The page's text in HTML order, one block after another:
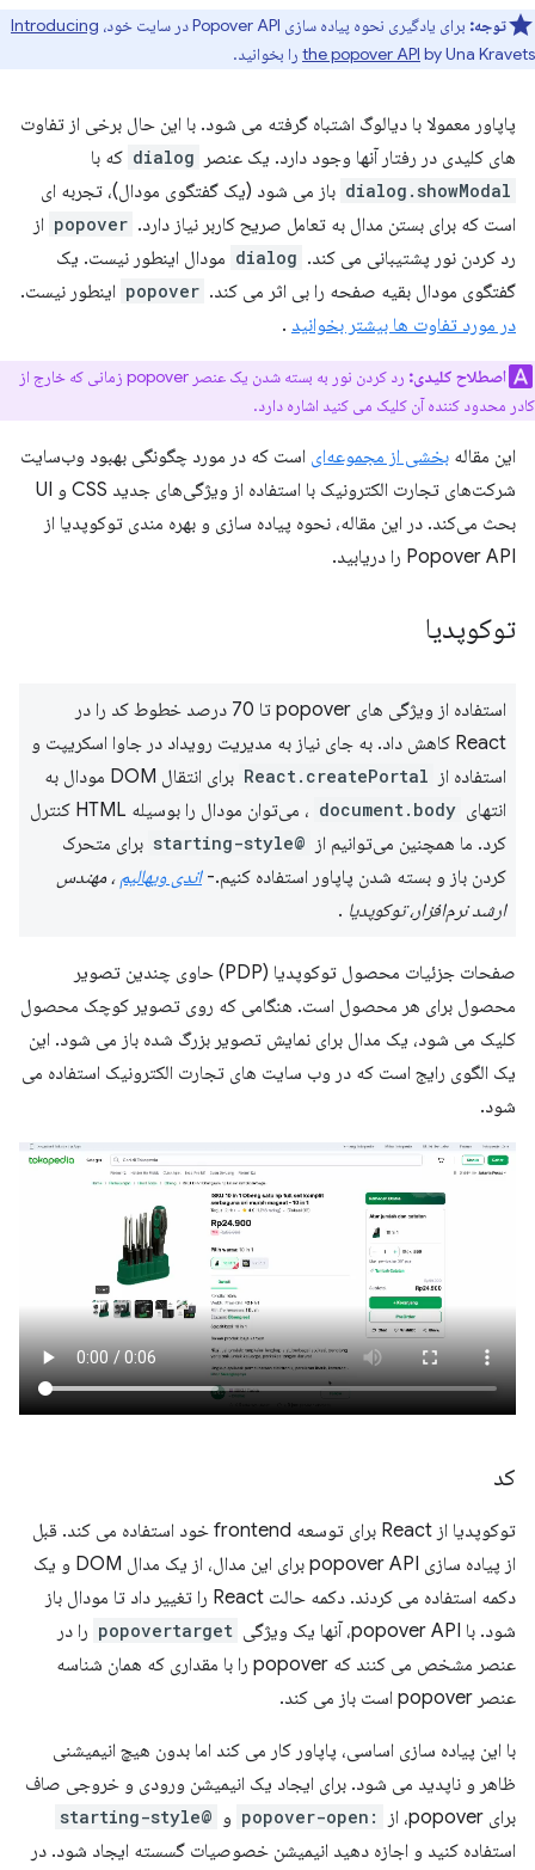
توجه: برای یادگیری نحوه پیاده سازی Popover API در سایت خود،
Introducing
the popover API by Una Kravets را بخوانید.
پاپاور معمولا با دیالوگ اشتباه گرفته می شود. با این حال برخی از تفاوت
های کلیدی در رفتار آنها وجود دارد. یک عنصر
dialog که با
dialog.showModal باز می شود (یک گفتگوی مودال)، تجربه ای
است که برای بستن مدال به تعامل صریح کاربر نیاز دارد. popover از
رد کردن نور پشتیبانی می کند. dialog مودال اینطور نیست. یک
گفتگوی مودال بقیه صفحه را بی اثر می کند. popover اینطور نیست.
در مورد تفاوت ها بیشتر بخوانید .
اصطلاح کلیدی:
رد کردن نور به بسته شدن یک عنصر popover زمانی که خارج از
کادر محدود کننده آن کلیک می کنید اشاره دارد.
این مقاله بخشی از مجموعه‌ای است که در مورد چگونگی بهبود وب‌سایت
شرکت‌های تجارت الکترونیک با استفاده از ویژگی‌های جدید CSS و UI
بحث می‌کند. در این مقاله، نحوه پیاده سازی و بهره مندی توکوپدیا از
Popover API را دریابید.
توکوپدیا
استفاده از ویژگی های popover تا 70 درصد خطوط کد را در
React کاهش داد. به جای نیاز به مدیریت رویداد در جاوا اسکریپت و
استفاده از React.createPortal
برای انتقال DOM مودال به
انتهای document.body
، می‌توان مودال را بوسیله HTML کنترل
کرد. ما همچنین می‌توانیم از @starting-style
برای متحرک
کردن باز و بسته شدن پاپاور استفاده کنیم.-اندی ویهالیم ، مهندس
ارشد نرم‌افزار، توکوپدیا .
صفحات جزئیات محصول توکوپدیا (PDP) حاوی چندین تصویر
محصول برای هر محصول است. هنگامی که روی تصویر کوچک محصول
کلیک می شود، یک مدال برای نمایش تصویر بزرگ شده باز می شود. این
یک الگوی رایج است که در وب سایت های تجارت الکترونیک استفاده می
شود.
کد
توکوپدیا از React برای توسعه frontend خود استفاده می کند. قبل
از پیاده سازی popover API برای این مدال، از یک مدال DOM و یک
دکمه استفاده می کردند. دکمه حالت React را تغییر داد تا مودال باز
شود. با popover API، آنها یک ویژگی
popovertarget را در
عنصر مشخص می کنند که popover را با مقداری که همان شناسه
عنصر popover است باز می کند.
با این پیاده سازی اساسی، پاپاور کار می کند اما بدون هیچ انیمیشنی
ظاهر و ناپدید می شود. برای ایجاد یک انیمیشن ورودی و خروجی صاف
برای popover، از
:popover-open و @starting-style
استفاده کنید و اجازه دهید انیمیشن خصوصیات گسسته ایجاد شود. در